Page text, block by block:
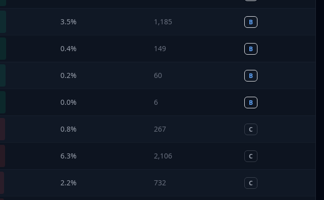
3.5% 1,185 B
0.4% 149 B
0.2% 60 B
0.0% 6 B
0.8% 267 C
6.3% 2,106 C
2.2% 732 C